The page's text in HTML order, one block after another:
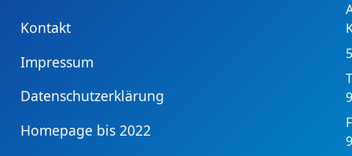
Kontakt
Impressum
Datenschutzerklärung
Homepage bis 2022